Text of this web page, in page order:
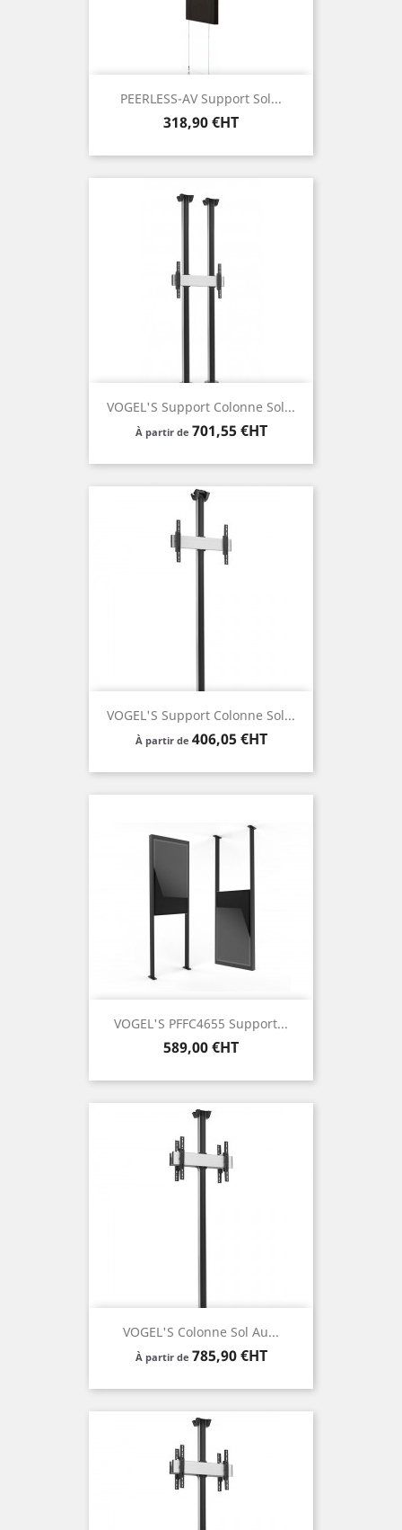
PEERLESS-AV Support Sol...
Prix
318,90 €HT
VOGEL'S Support Colonne Sol...
À partir de Prix
701,55 €HT
VOGEL'S Support Colonne Sol...
À partir de Prix
406,05 €HT
VOGEL'S PFFC4655 Support...
Prix
589,00 €HT
VOGEL'S Colonne Sol Au...
À partir de Prix
785,90 €HT